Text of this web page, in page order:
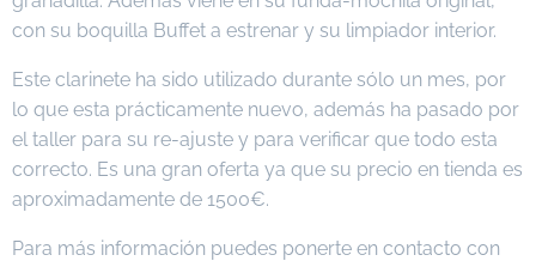
con su boquilla Buffet a estrenar y su limpiador interior.
Este clarinete ha sido utilizado durante sólo un mes, por
lo que esta prácticamente nuevo, además ha pasado por
el taller para su re-ajuste y para verificar que todo esta
correcto. Es una gran oferta ya que su precio en tienda es
aproximadamente de 1500€.
Para más información puedes ponerte en contacto con